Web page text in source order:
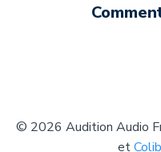
© 2026 Audition Audio
et